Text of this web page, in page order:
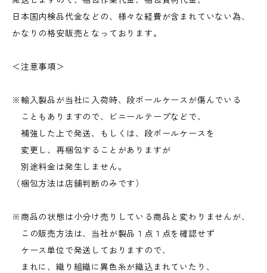
日本国内検品代金などの、様々な経費が含まれていない為、
かなりの格安販売となっております。
＜注意事項＞
※輸入製品が当社に入荷時、段ボールケースが傷んでいる
こともありますので、ビニールテープなどで、
補強した上で発送、もしくは、段ボールケースを
変更し、再梱包することがありますが
別途料金は発生しません。
（梱包方法は店舗判断のみです）
※商品の状態は小分け売りしている商品と変わりませんが、
この販売方法は、当社が製品１点１点を確認せず
ケース単位で発送しておりますので、
まれに、織り組織に異色糸が織込まれていたり、